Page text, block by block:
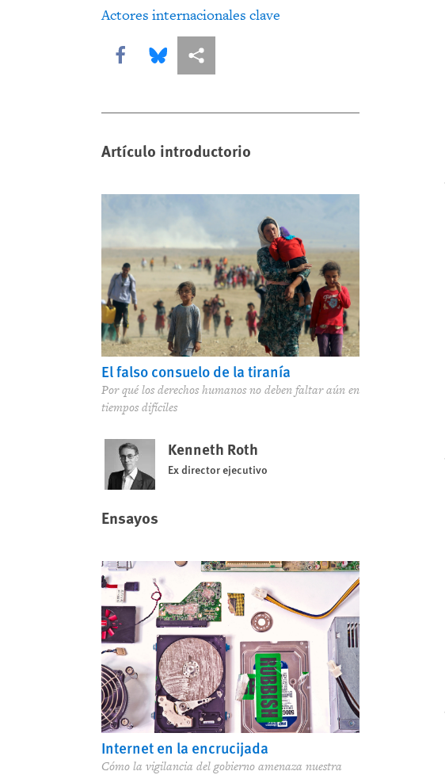
Actores internacionales clave
Share this via Facebook
Share this via Bluesky
Share this via Compartir
Artículo introductorio
El falso consuelo de la tiranía
Por qué los derechos humanos no deben faltar aún en
tiempos difíciles
Kenneth Roth
Ex director ejecutivo
Ensayos
Internet en la encrucijada
Cómo la vigilancia del gobierno amenaza nuestra